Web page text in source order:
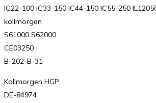
IC22-100 IC33-150 IC44-150 IC55-250
kollmorgen
S61000 S62000
CE03250
B-202-B-31
Kollmorgen HGP
DE-84974